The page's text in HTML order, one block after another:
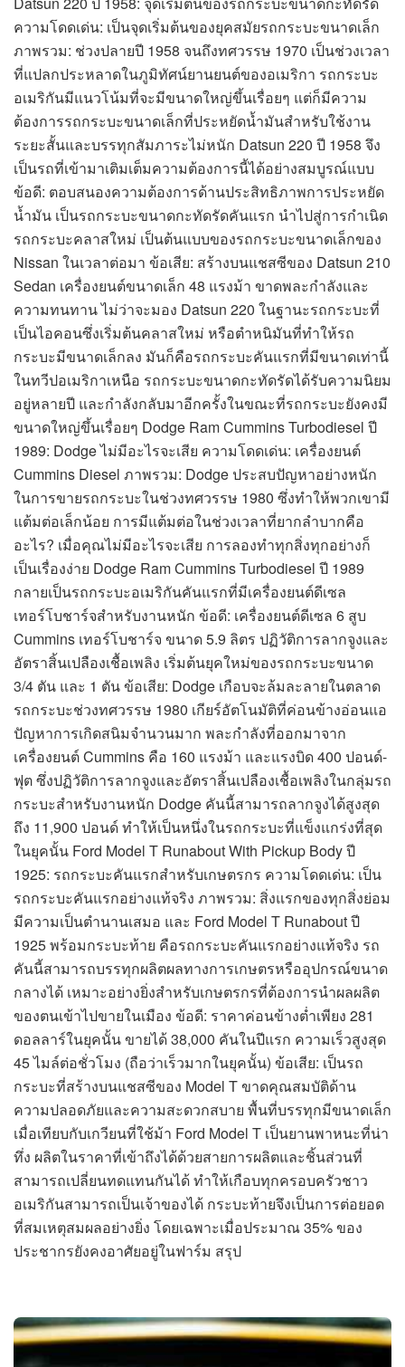
ความโดดเด่น: เป็นจุดเริ่มต้นของยุคสมัยรถกระบะขนาดเล็ก
ภาพรวม: ช่วงปลายปี 1958 จนถึงทศวรรษ 1970 เป็นช่วงเวลา
ที่แปลกประหลาดในภูมิทัศน์ยานยนต์ของอเมริกา รถกระบะ
อเมริกันมีแนวโน้มที่จะมีขนาดใหญ่ขึ้นเรื่อยๆ แต่ก็มีความ
ต้องการรถกระบะขนาดเล็กที่ประหยัดน้ำมันสำหรับใช้งาน
ระยะสั้นและบรรทุกสัมภาระไม่หนัก Datsun 220 ปี 1958 จึง
เป็นรถที่เข้ามาเติมเต็มความต้องการนี้ได้อย่างสมบูรณ์แบบ
ข้อดี: ตอบสนองความต้องการด้านประสิทธิภาพการประหยัด
น้ำมัน เป็นรถกระบะขนาดกะทัดรัดคันแรก นำไปสู่การกำเนิด
รถกระบะคลาสใหม่ เป็นต้นแบบของรถกระบะขนาดเล็กของ
Nissan ในเวลาต่อมา ข้อเสีย: สร้างบนแชสซีของ Datsun 210
Sedan เครื่องยนต์ขนาดเล็ก 48 แรงม้า ขาดพละกำลังและ
ความทนทาน ไม่ว่าจะมอง Datsun 220 ในฐานะรถกระบะที่
เป็นไอคอนซึ่งเริ่มต้นคลาสใหม่ หรือตำหนิมันที่ทำให้รถ
กระบะมีขนาดเล็กลง มันก็คือรถกระบะคันแรกที่มีขนาดเท่านี้
ในทวีปอเมริกาเหนือ รถกระบะขนาดกะทัดรัดได้รับความนิยม
อยู่หลายปี และกำลังกลับมาอีกครั้งในขณะที่รถกระบะยังคงมี
ขนาดใหญ่ขึ้นเรื่อยๆ Dodge Ram Cummins Turbodiesel ปี
1989: Dodge ไม่มีอะไรจะเสีย ความโดดเด่น: เครื่องยนต์
Cummins Diesel ภาพรวม: Dodge ประสบปัญหาอย่างหนัก
ในการขายรถกระบะในช่วงทศวรรษ 1980 ซึ่งทำให้พวกเขามี
แต้มต่อเล็กน้อย การมีแต้มต่อในช่วงเวลาที่ยากลำบากคือ
อะไร? เมื่อคุณไม่มีอะไรจะเสีย การลองทำทุกสิ่งทุกอย่างก็
เป็นเรื่องง่าย Dodge Ram Cummins Turbodiesel ปี 1989
กลายเป็นรถกระบะอเมริกันคันแรกที่มีเครื่องยนต์ดีเซล
เทอร์โบชาร์จสำหรับงานหนัก ข้อดี: เครื่องยนต์ดีเซล 6 สูบ
Cummins เทอร์โบชาร์จ ขนาด 5.9 ลิตร ปฏิวัติการลากจูงและ
อัตราสิ้นเปลืองเชื้อเพลิง เริ่มต้นยุคใหม่ของรถกระบะขนาด
3/4 ตัน และ 1 ตัน ข้อเสีย: Dodge เกือบจะล้มละลายในตลาด
รถกระบะช่วงทศวรรษ 1980 เกียร์อัตโนมัติที่ค่อนข้างอ่อนแอ
ปัญหาการเกิดสนิมจำนวนมาก พละกำลังที่ออกมาจาก
เครื่องยนต์ Cummins คือ 160 แรงม้า และแรงบิด 400 ปอนด์-
ฟุต ซึ่งปฏิวัติการลากจูงและอัตราสิ้นเปลืองเชื้อเพลิงในกลุ่มรถ
กระบะสำหรับงานหนัก Dodge คันนี้สามารถลากจูงได้สูงสุด
ถึง 11,900 ปอนด์ ทำให้เป็นหนึ่งในรถกระบะที่แข็งแกร่งที่สุด
ในยุคนั้น Ford Model T Runabout With Pickup Body ปี
1925: รถกระบะคันแรกสำหรับเกษตรกร ความโดดเด่น: เป็น
รถกระบะคันแรกอย่างแท้จริง ภาพรวม: สิ่งแรกของทุกสิ่งย่อม
มีความเป็นตำนานเสมอ และ Ford Model T Runabout ปี
1925 พร้อมกระบะท้าย คือรถกระบะคันแรกอย่างแท้จริง รถ
คันนี้สามารถบรรทุกผลิตผลทางการเกษตรหรืออุปกรณ์ขนาด
กลางได้ เหมาะอย่างยิ่งสำหรับเกษตรกรที่ต้องการนำผลผลิต
ของตนเข้าไปขายในเมือง ข้อดี: ราคาค่อนข้างต่ำเพียง 281
ดอลลาร์ในยุคนั้น ขายได้ 38,000 คันในปีแรก ความเร็วสูงสุด
45 ไมล์ต่อชั่วโมง (ถือว่าเร็วมากในยุคนั้น) ข้อเสีย: เป็นรถ
กระบะที่สร้างบนแชสซีของ Model T ขาดคุณสมบัติด้าน
ความปลอดภัยและความสะดวกสบาย พื้นที่บรรทุกมีขนาดเล็ก
เมื่อเทียบกับเกวียนที่ใช้ม้า Ford Model T เป็นยานพาหนะที่น่า
ทึ่ง ผลิตในราคาที่เข้าถึงได้ด้วยสายการผลิตและชิ้นส่วนที่
สามารถเปลี่ยนทดแทนกันได้ ทำให้เกือบทุกครอบครัวชาว
อเมริกันสามารถเป็นเจ้าของได้ กระบะท้ายจึงเป็นการต่อยอด
ที่สมเหตุสมผลอย่างยิ่ง โดยเฉพาะเมื่อประมาณ 35% ของ
ประชากรยังคงอาศัยอยู่ในฟาร์ม สรุป